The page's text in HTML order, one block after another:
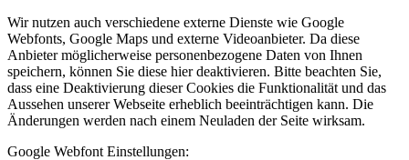
Wir nutzen auch verschiedene externe Dienste wie Google
Webfonts, Google Maps und externe Videoanbieter. Da diese
Anbieter möglicherweise personenbezogene Daten von Ihnen
speichern, können Sie diese hier deaktivieren. Bitte beachten Sie,
dass eine Deaktivierung dieser Cookies die Funktionalität und das
Aussehen unserer Webseite erheblich beeinträchtigen kann. Die
Änderungen werden nach einem Neuladen der Seite wirksam.
Google Webfont Einstellungen: